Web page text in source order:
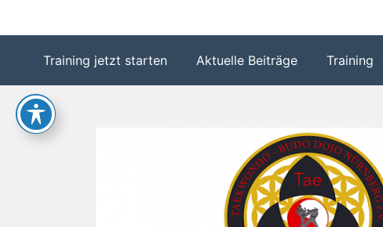
springen
Taekwondo-Center-
Training jetzt starten Aktuelle Beiträge Training